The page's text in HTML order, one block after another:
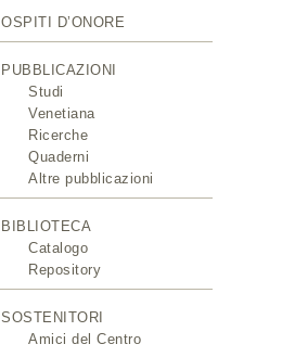
OSPITI D’ONORE
PUBBLICAZIONI
Studi
Venetiana
Ricerche
Quaderni
Altre pubblicazioni
BIBLIOTECA
Catalogo
Repository
SOSTENITORI
Amici del Centro